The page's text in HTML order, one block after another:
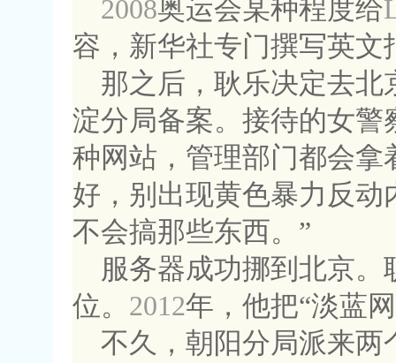
2008奥运会某种程度给
容，新华社专门撰写英文
那之后，耿乐决定去北
淀分局备案。接待的女警
种网站，管理部门都会
好，别出现黄色暴力反动
不会搞那些东西。”
服务器成功挪到北京
位。 2012年，他把“淡蓝
不久，朝阳分局派来两